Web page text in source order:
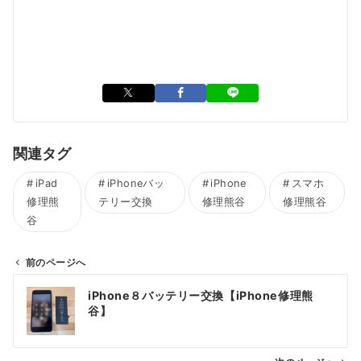
関連タグ
iPad
修理熊
谷
iPhoneバッ
テリー交換
iPhone
修理熊谷
スマホ
修理熊谷
ビ
前のページへ
iPhone８バッテリー交換【iPhone修理熊
谷】